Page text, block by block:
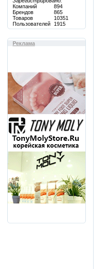
Компаний
894
Брендов
865
Товаров
10351
Пользователей
1915
Реклама